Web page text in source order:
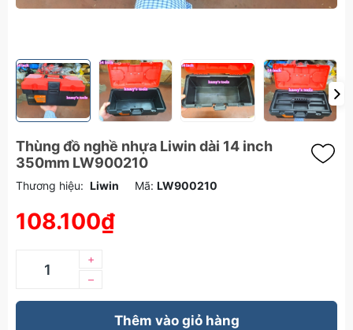
Thùng đồ nghề nhựa Liwin dài 14 inch
350mm LW900210
Thương hiệu: Liwin Mã: LW900210
108.100₫
–
+
Thêm vào giỏ hàng